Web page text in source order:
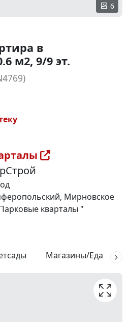
6
в
м2, 9/9 эт.
Мирновское
кварталы "
Магазины/Еда